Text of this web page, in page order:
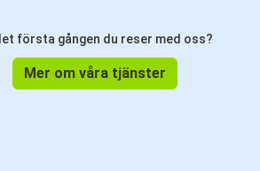
första gången du reser med oss?
Mer om våra tjänster